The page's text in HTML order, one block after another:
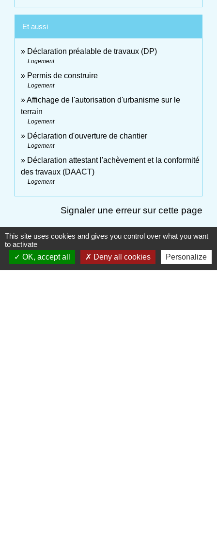
Et aussi
Déclaration préalable de travaux (DP)
Logement
Permis de construire
Logement
Affichage de l'autorisation d'urbanisme sur le
terrain
Logement
Déclaration d'ouverture de chantier
Logement
Déclaration attestant l'achèvement et la conformité
des travaux (DAACT)
Logement
Signaler une erreur sur cette page
Contactez votre Mairie
This site uses cookies and gives you control over what you want
to activate
OK, accept all
Deny all cookies Personalize